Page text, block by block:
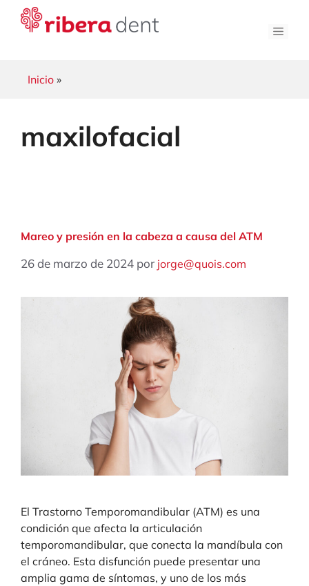
Saltar
Inicio »
maxilofacial
Mareo y presión en la cabeza a causa del ATM
26 de marzo de 2024 por jorge@quois.com
El Trastorno Temporomandibular (ATM) es una
condición que afecta la articulación
temporomandibular, que conecta la mandíbula con
el cráneo. Esta disfunción puede presentar una
amplia gama de síntomas, y uno de los más